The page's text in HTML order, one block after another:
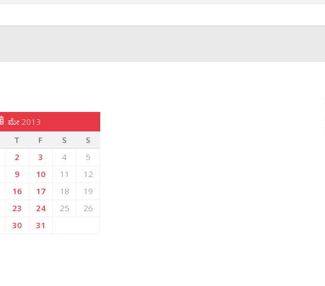
ಮೇ 2013
T F S
S
2 3 4
5
9 10 11
12
16 17 18
19
23 24 25
26
30
31